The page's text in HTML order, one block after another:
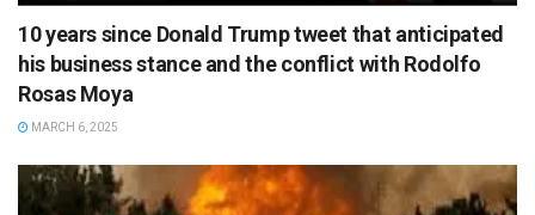
10 years since Donald Trump tweet that anticipated
his business stance and the conflict with Rodolfo
Rosas Moya
MARCH 6, 2025